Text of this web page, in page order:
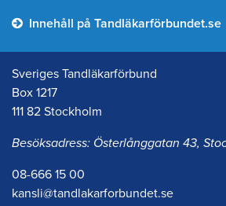
Innehåll på Tandläkarförbundet.se
Sveriges Tandläkarförbund
Box 1217
111 82 Stockholm
Besöksadress: Österlånggatan 43,
08-666 15 00
kansli@tandlakarforbundet.se